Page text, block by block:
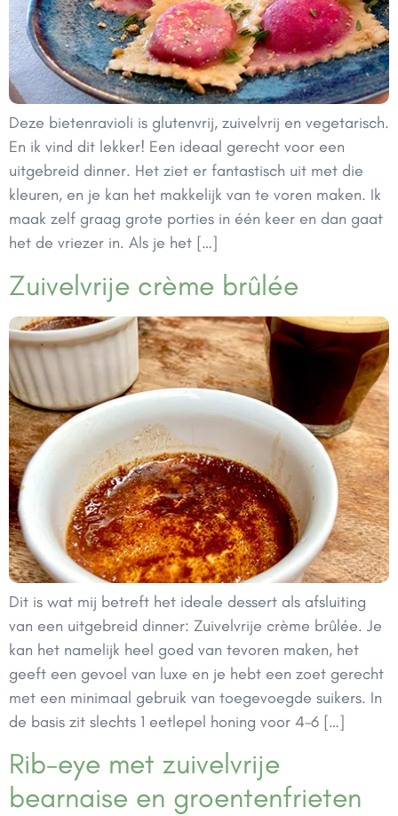
Deze bietenravioli is glutenvrij, zuivelvrij en vegetarisch.
En ik vind dit lekker! Een ideaal gerecht voor een
uitgebreid dinner. Het ziet er fantastisch uit met die
kleuren, en je kan het makkelijk van te voren maken. Ik
maak zelf graag grote porties in één keer en dan gaat
het de vriezer in. Als je het […]
Zuivelvrije crème brûlée
Dit is wat mij betreft het ideale dessert als afsluiting
van een uitgebreid dinner: Zuivelvrije crème brûlée. Je
kan het namelijk heel goed van tevoren maken, het
geeft een gevoel van luxe en je hebt een zoet gerecht
met een minimaal gebruik van toegevoegde suikers. In
de basis zit slechts 1 eetlepel honing voor 4-6 […]
Rib-eye met zuivelvrije
bearnaise en groentenfrieten